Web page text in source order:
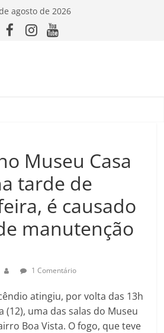
agosto de 2026
Museu Casa
tarde de
é causado
manutenção
1 Comentário
atingiu, por volta das 13h
(12), uma das salas do Museu
Boa Vista. O fogo, que teve